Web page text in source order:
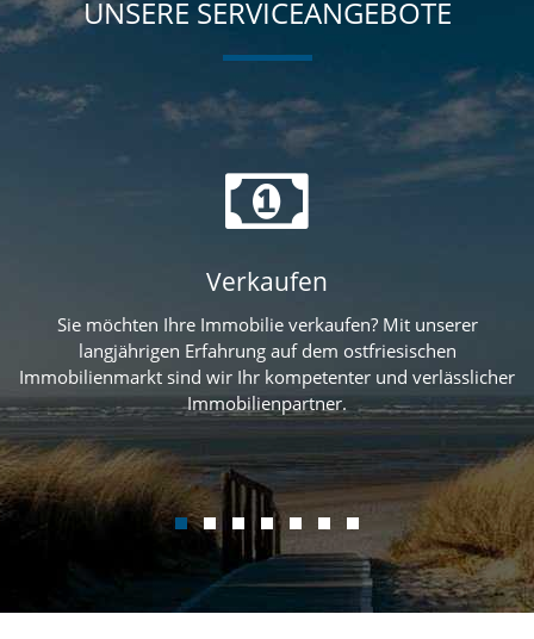
UNSERE SERVICEANGEBOTE
Verkaufen
Verkaufen
Sie möchten Ihre Immobilie verkaufen? Mit unserer
langjährigen Erfahrung auf dem ostfriesischen
Immobilienmarkt sind wir Ihr kompetenter und verlässlicher
Immobilienpartner.